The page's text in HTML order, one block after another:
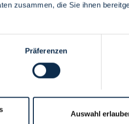
zusammen, die Sie ihnen
Präferenzen
Auswahl